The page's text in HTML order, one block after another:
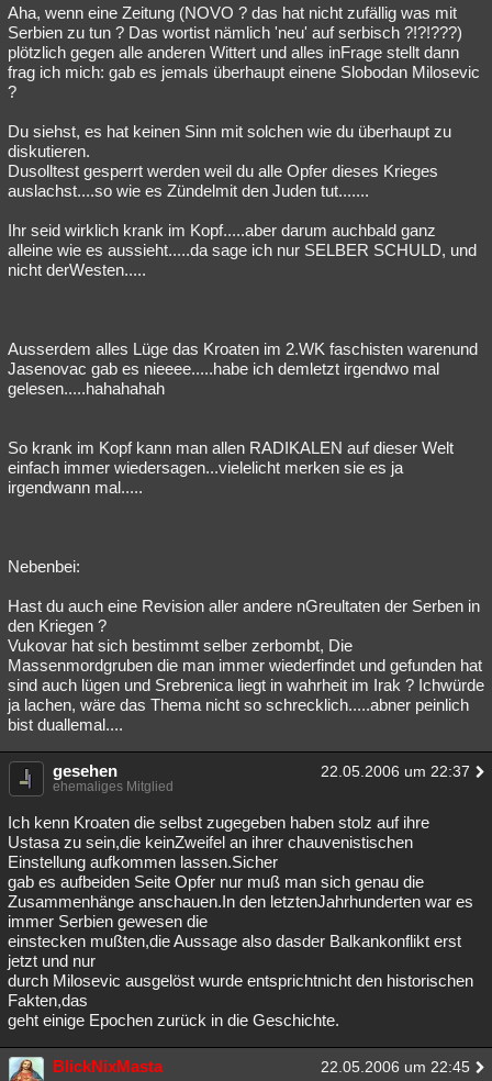
Aha, wenn eine Zeitung (NOVO ? das hat nicht zufällig was mit
Serbien zu tun ? Das wortist nämlich 'neu' auf serbisch ?!?!???)
plötzlich gegen alle anderen Wittert und alles inFrage stellt dann
frag ich mich: gab es jemals überhaupt einene Slobodan Milosevic
?
Du siehst, es hat keinen Sinn mit solchen wie du überhaupt zu
diskutieren.
Dusolltest gesperrt werden weil du alle Opfer dieses Krieges
auslachst....so wie es Zündelmit den Juden tut.......
Ihr seid wirklich krank im Kopf.....aber darum auchbald ganz
alleine wie es aussieht.....da sage ich nur SELBER SCHULD, und
nicht derWesten.....
Ausserdem alles Lüge das Kroaten im 2.WK faschisten warenund
Jasenovac gab es nieeee.....habe ich demletzt irgendwo mal
gelesen.....hahahahah
So krank im Kopf kann man allen RADIKALEN auf dieser Welt
einfach immer wiedersagen...vielelicht merken sie es ja
irgendwann mal.....
Nebenbei:
Hast du auch eine Revision aller andere nGreultaten der Serben in
den Kriegen ?
Vukovar hat sich bestimmt selber zerbombt, Die
Massenmordgruben die man immer wiederfindet und gefunden hat
sind auch lügen und Srebrenica liegt in wahrheit im Irak ? Ichwürde
ja lachen, wäre das Thema nicht so schrecklich.....abner peinlich
bist duallemal....
gesehen 22.05.2006 um 22:37
ehemaliges Mitglied
Ich kenn Kroaten die selbst zugegeben haben stolz auf ihre
Ustasa zu sein,die keinZweifel an ihrer chauvenistischen
Einstellung aufkommen lassen.Sicher
gab es aufbeiden Seite Opfer nur muß man sich genau die
Zusammenhänge anschauen.In den letztenJahrhunderten war es
immer Serbien gewesen die
einstecken mußten,die Aussage also dasder Balkankonflikt erst
jetzt und nur
durch Milosevic ausgelöst wurde entsprichtnicht den historischen
Fakten,das
geht einige Epochen zurück in die Geschichte.
BlickNixMasta 22.05.2006 um 22:45